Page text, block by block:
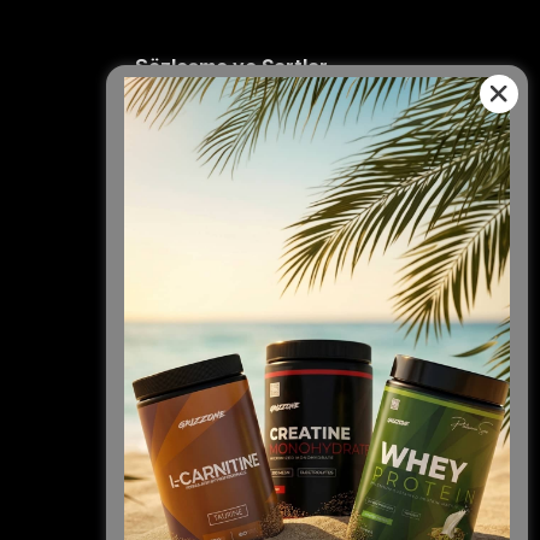
Sözleşme ve Şartlar
Mesafeli Satış Sözleşmesi
İade Politikası
Gizlilik Politikası
Hizmet Kullanım Şartları
Kişisel Veriler Politikası